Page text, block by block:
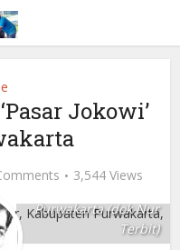
Jokowi’
3,544 Views
Purwakarta (dok Nur
Terbit)